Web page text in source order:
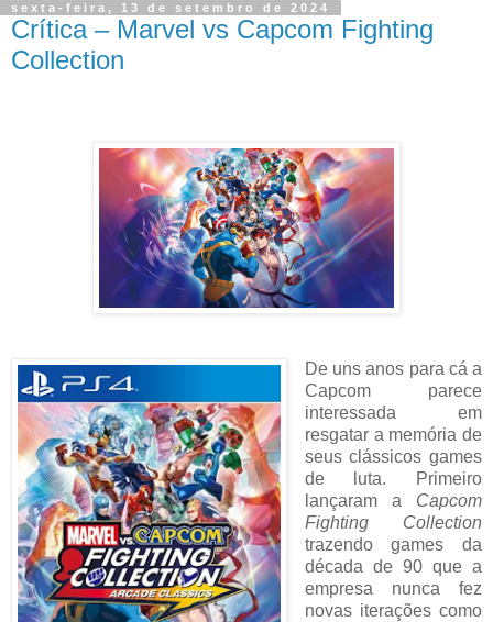
sexta-feira, 13 de setembro de 2024
Crítica – Marvel vs Capcom Fighting
Collection
De uns anos para cá a
Capcom parece
interessada em
resgatar a memória de
seus clássicos games
de luta. Primeiro
lançaram a Capcom
Fighting Collection
trazendo games da
década de 90 que a
empresa nunca fez
novas iterações como